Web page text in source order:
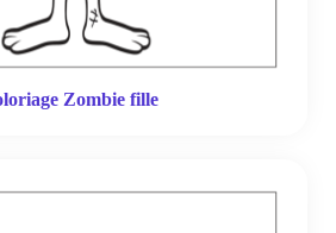
Zombie fille